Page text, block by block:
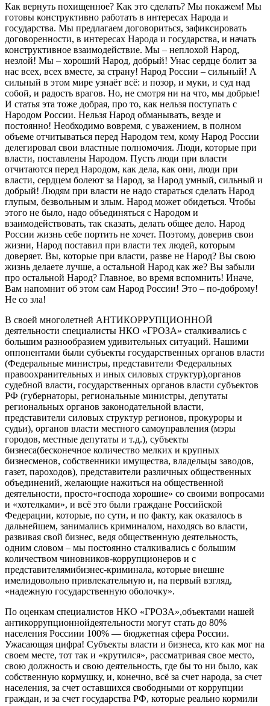
Как вернуть похищенное? Как это сделать? Мы покажем! Мы
готовы конструктивно работать в интересах Народа и
государства. Мы предлагаем договориться, зафиксировать
договоренности, в интересах Народа и государства, и начать
конструктивное взаимодействие. Мы – неплохой Народ,
незлой! Мы – хороший Народ, добрый! Унас сердце болит за
нас всех, всех вместе, за страну! Народ России – сильный! А
сильный в этом мире узнаёт всё: и позор, и муки, и суд над
собой, и радость врагов. Но, не смотря ни на что, мы добрые!
И статья эта тоже добрая, про то, как нельзя поступать с
Народом России. Нельзя Народ обманывать, везде и
постоянно! Необходимо вовремя, с уважением, в полном
объеме отчитываться перед Народом тем, кому Народ России
делегировал свои властные полномочия. Люди, которые при
власти, поставлены Народом. Пусть люди при власти
отчитаются перед Народом, как дела, как они, люди при
власти, сердцем болеют за Народ, за Народ умный, сильный и
добрый! Людям при власти не надо стараться сделать Народ
глупым, безвольным и злым. Народ может обидеться. Чтобы
этого не было, надо объединяться с Народом и
взаимодействовать, так сказать, делать общее дело. Народ
России жизнь себе портить не хочет. Поэтому, доверив свои
жизни, Народ поставил при власти тех людей, которым
доверяет. Вы, которые при власти, разве не Народ? Вы свою
жизнь делаете лучше, а остальной Народ как же? Вы забыли
про остальной Народ? Главное, во время вспомнить! Иначе,
Вам напомнит об этом сам Народ России! Это – по-доброму!
Не со зла!
В своей многолетней АНТИКОРРУПЦИОННОЙ
деятельности специалисты НКО «ГРОЗА» сталкивались с
большим разнообразием удивительных ситуаций. Нашими
оппонентами были субъекты государственных органов власти
(Федеральные министры, представители Федеральных
правоохранительных и иных силовых структур),органов
судебной власти, государственных органов власти субъектов
РФ (губернаторы, региональные министры, депутаты
региональных органов законодательной власти,
представители силовых структур регионов, прокуроры и
судьи), органов власти местного самоуправления (мэры
городов, местные депутаты и т.д.), субъекты
бизнеса(бесконечное количество мелких и крупных
бизнесменов, собственники имущества, владельцы заводов,
газет, пароходов), представители различных общественных
объединений, желающие нажиться на общественной
деятельности, просто«господа хорошие» со своими вопросами
и «хотелками», и всё это были граждане Российской
Федерации, которые, по сути, и по факту, как оказалось в
дальнейшем, занимались криминалом, находясь во власти,
развивая свой бизнес, ведя общественную деятельность,
одним словом – мы постоянно сталкивались с большим
количеством чиновников-коррупционеров и с
представителямибизнес-криминала, которые внешне
имелидовольно привлекательную и, на первый взгляд,
«надежную государственную оболочку».
По оценкам специалистов НКО «ГРОЗА»,объектами нашей
антикоррупционнойдеятельности могут стать до 80%
населения Россиии 100% — бюджетная сфера России.
Ужасающая цифра! Субъекты власти и бизнеса, кто как мог на
своем месте, тот так и «крутился», рассматривая свое место,
свою должность и свою деятельность, где бы то ни было, как
собственную кормушку, и, конечно, всё за счет народа, за счет
населения, за счет оставшихся свободными от коррупции
граждан, и за счет государства РФ, которые реально кормили